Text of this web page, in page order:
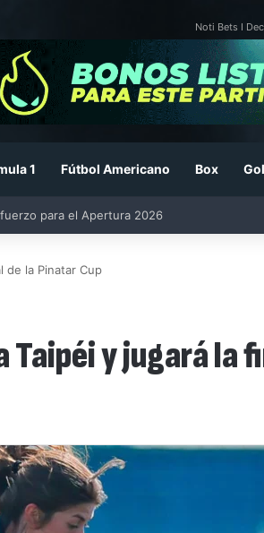
Noti Bets I
1 Fútbol Americano Box
de la Pinatar Cup
Taipéi y jugará la